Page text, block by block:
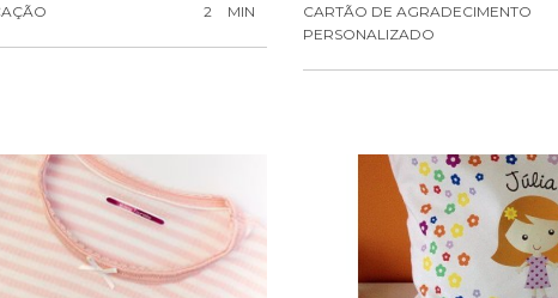
2 MIN
CARTÃO DE AGRADECIMENTO
PERSONALIZADO